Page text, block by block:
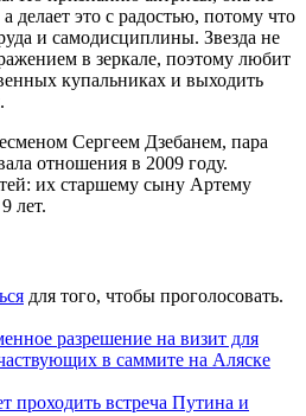
а делает это с радостью, потому что
и самодисциплины. Звезда не
в зеркале, поэтому любит
купальниках и выходить
Сергеем Дзебанем, пара
отношения в 2009 году.
их старшему сыну Артему
лет.
для того, чтобы проголосовать.
разрешение на визит для
в саммите на Аляске
проходить встреча Путина и